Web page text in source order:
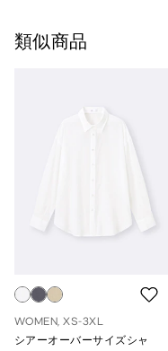
類似商品
WOMEN, XS-3XL
シアーオーバーサイズシャ